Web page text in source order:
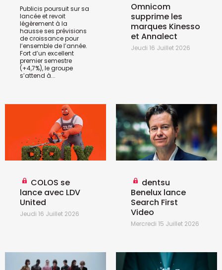
Publicis poursuit sur sa
lancée et revoit
légèrement à la
hausse ses prévisions
de croissance pour
l’ensemble de l’année.
Fort d’un excellent
premier semestre
(+4,7%), le groupe
s’attend à...
Omnicom
supprime les
marques Kinesso
et Annalect
Jeudi 16 Juillet 2026
COLOS se
lance avec LDV
United
Jeudi 16 Juillet 2026
dentsu
Benelux lance
Search First
Video
Mercredi 15 Juillet 2026